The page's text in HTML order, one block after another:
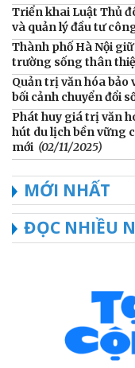
Triển khai Luật Thủ
và quản lý đầu tư
Thành phố Hà Nội
trường sống thân
Quản trị văn hóa
bối cảnh chuyển đổi
Phát huy giá trị văn
hút du lịch bền vững
mới (02/11/2025)
MỚI NHẤT
ĐỌC NHIỀU